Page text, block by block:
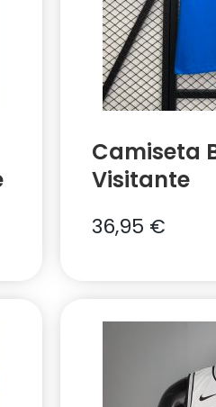
Camiseta
Visitante
36,95 €